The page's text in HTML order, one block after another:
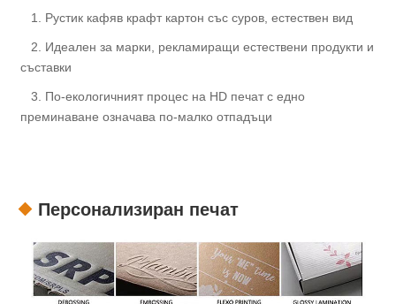
1. Рустик кафяв крафт картон със суров, естествен вид
2. Идеален за марки, рекламиращи естествени продукти и
съставки
3. По-екологичният процес на HD печат с едно
преминаване означава по-малко отпадъци
Персонализиран печат